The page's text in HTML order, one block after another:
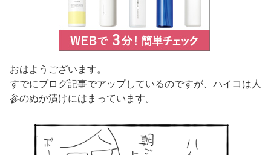
おはようございます。
すでにブログ記事でアップしているのですが、ハイコは人
参のぬか漬けにはまっています。